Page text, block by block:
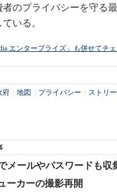
のプライバシーを守る
いる。
エンタープライズ」も併せてチェ
府 地図 プライバシー ストリ
メールやパスワードも収
ーカーの撮影再開